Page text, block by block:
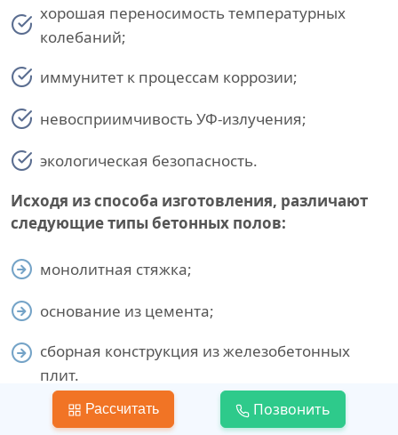
хорошая переносимость температурных
колебаний;
иммунитет к процессам коррозии;
невосприимчивость УФ-излучения;
экологическая безопасность.
Исходя из способа изготовления, различают
следующие типы бетонных полов:
монолитная стяжка;
основание из цемента;
сборная конструкция из железобетонных
плит.
Самыми надежными для условий
Рассчитать Позвонить